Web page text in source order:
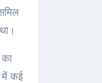
में कई